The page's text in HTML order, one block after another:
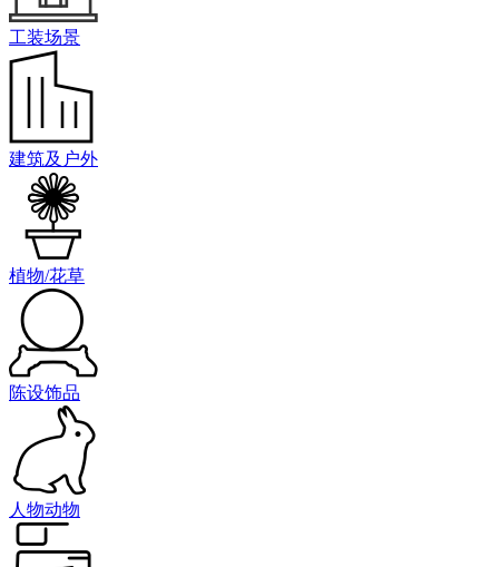
工装场景
建筑及户外
植物/花草
陈设饰品
人物动物